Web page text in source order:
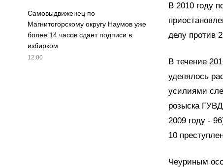
Самовыдвиженец по
Магнитогорскому округу Наумов уже
более 14 часов сдает подписи в
избирком
12:00
В 2010 году
делу против
В течение
уделялось
усилиями
розыска
2009 году -
10
Чеуриным